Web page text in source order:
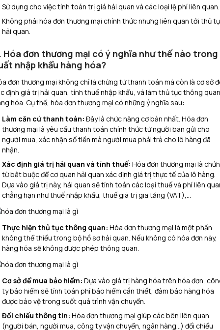
Sử dụng cho việc tính toán trị giá hải quan và các loại lệ phí liên quan.
Không phải hóa đơn thương mại chính thức nhưng liên quan tới thủ
hải quan.
Hóa đơn thương mại có ý nghĩa như thế nào trong
nhập khẩu hàng hóa?
đơn thương mại không chỉ là chứng từ thanh toán mà còn là cơ sở
định giá trị hải quan, tính thuế nhập khẩu, và làm thủ tục thông quan
hóa. Cụ thể, hóa đơn thương mại có những ý nghĩa sau:
Làm căn cứ thanh toán: Đây là chức năng cơ bản nhất. Hóa đơn
thương mại là yêu cầu thanh toán chính thức từ người bán gửi cho
người mua, xác nhận số tiền mà người mua phải trả cho lô hàng đã
nhận.
Xác định giá trị hải quan và tính thuế: Hóa đơn thương mại là
từ bắt buộc để cơ quan hải quan xác định giá trị thực tế của lô hàng.
Dựa vào giá trị này, hải quan sẽ tính toán các loại thuế và phí liên
chẳng hạn như thuế nhập khẩu, thuế giá trị gia tăng (VAT),…
Thực hiện thủ tục thông quan: Hóa đơn thương mại là một phần
không thể thiếu trong bộ hồ sơ hải quan. Nếu không có hóa đơn này,
hàng hóa sẽ không được phép thông quan.
Cơ sở để mua bảo hiểm: Dựa vào giá trị hàng hóa trên hóa đơn,
ty bảo hiểm sẽ tính toán phí bảo hiểm cần thiết, đảm bảo hàng hóa
được bảo vệ trong suốt quá trình vận chuyển.
Đối chiếu thông tin: Hóa đơn thương mại giúp các bên liên quan
(người bán, người mua, công ty vận chuyển, ngân hàng…) đối chiếu